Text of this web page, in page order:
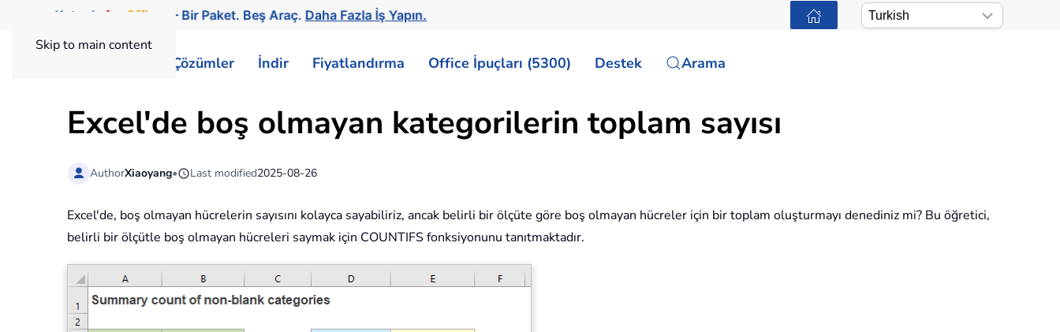
Skip to main content
Kutools for Office — Bir Paket. Beş Araç.Daha Fazla İş Yapın.
Çözümler İndir Fiyatlandırma Office İpuçları (5300) Destek Arama
Excel'de boş olmayan kategorilerin toplam sayısı
AuthorXiaoyang• Last modified2025-08-26
Excel'de, boş olmayan hücrelerin sayısını kolayca sayabiliriz, ancak belirli bir ölçüte göre boş olmayan hücreler için bir toplam oluşturmayı denediniz mi? Bu öğretici,
belirli bir ölçütle boş olmayan hücreleri saymak için COUNTIFS fonksiyonunu tanıtmaktadır.